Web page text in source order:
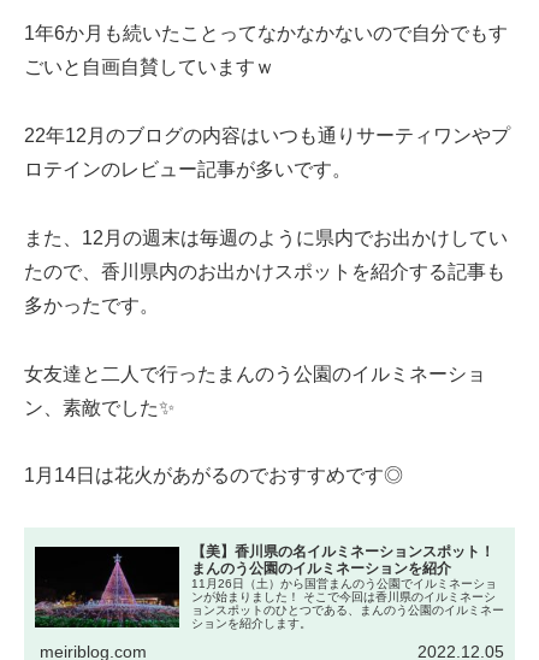
1年6か月も続いたことってなかなかないので自分でもす
ごいと自画自賛していますｗ
22年12月のブログの内容はいつも通りサーティワンやプ
ロテインのレビュー記事が多いです。
また、12月の週末は毎週のように県内でお出かけしてい
たので、香川県内のお出かけスポットを紹介する記事も
多かったです。
女友達と二人で行ったまんのう公園のイルミネーショ
ン、素敵でした✨
1月14日は花火があがるのでおすすめです◎
【美】香川県の名イルミネーションスポット！
まんのう公園のイルミネーションを紹介
11月26日（土）から国営まんのう公園でイルミネーショ
ンが始まりました！ そこで今回は香川県のイルミネーシ
ョンスポットのひとつである、まんのう公園のイルミネー
ションを紹介します。
meiriblog.com 2022.12.05